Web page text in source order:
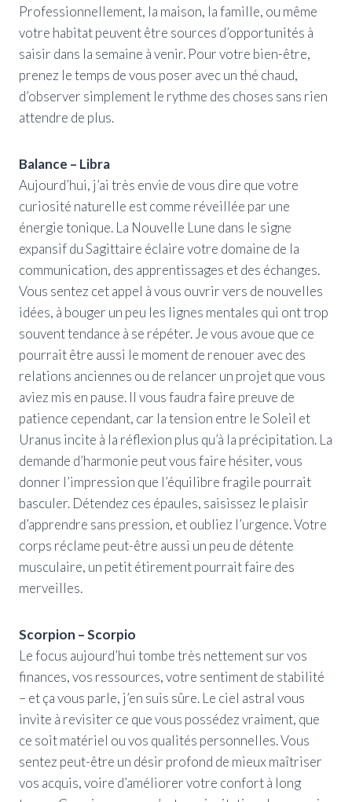
Professionnellement, la maison, la famille, ou même
votre habitat peuvent être sources d’opportunités à
saisir dans la semaine à venir. Pour votre bien-être,
prenez le temps de vous poser avec un thé chaud,
d’observer simplement le rythme des choses sans rien
attendre de plus.
Balance – Libra
Aujourd’hui, j’ai très envie de vous dire que votre
curiosité naturelle est comme réveillée par une
énergie tonique. La Nouvelle Lune dans le signe
expansif du Sagittaire éclaire votre domaine de la
communication, des apprentissages et des échanges.
Vous sentez cet appel à vous ouvrir vers de nouvelles
idées, à bouger un peu les lignes mentales qui ont trop
souvent tendance à se répéter. Je vous avoue que ce
pourrait être aussi le moment de renouer avec des
relations anciennes ou de relancer un projet que vous
aviez mis en pause. Il vous faudra faire preuve de
patience cependant, car la tension entre le Soleil et
Uranus incite à la réflexion plus qu’à la précipitation. La
demande d’harmonie peut vous faire hésiter, vous
donner l’impression que l’équilibre fragile pourrait
basculer. Détendez ces épaules, saisissez le plaisir
d’apprendre sans pression, et oubliez l’urgence. Votre
corps réclame peut-être aussi un peu de détente
musculaire, un petit étirement pourrait faire des
merveilles.
Scorpion – Scorpio
Le focus aujourd’hui tombe très nettement sur vos
finances, vos ressources, votre sentiment de stabilité
– et ça vous parle, j’en suis sûre. Le ciel astral vous
invite à revisiter ce que vous possédez vraiment, que
ce soit matériel ou vos qualités personnelles. Vous
sentez peut-être un désir profond de mieux maîtriser
vos acquis, voire d’améliorer votre confort à long